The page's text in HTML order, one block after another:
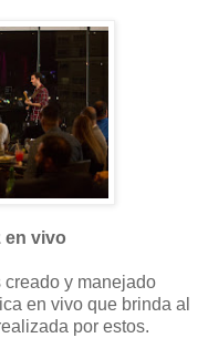
en vivo
y manejado
en vivo que brinda al
por estos.